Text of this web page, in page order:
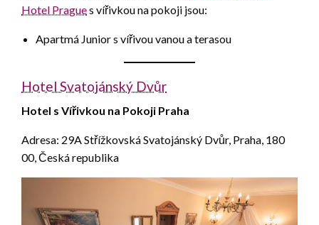
Hotel Pragues vířivkou na pokoji jsou:
Apartmá Junior s vířivou vanou a terasou
Hotel Svatojánský Dvůr
Hotel s Vířivkou na Pokoji Praha
Adresa: 29A Střížkovská Svatojánský Dvůr, Praha, 180
00, Česká republika